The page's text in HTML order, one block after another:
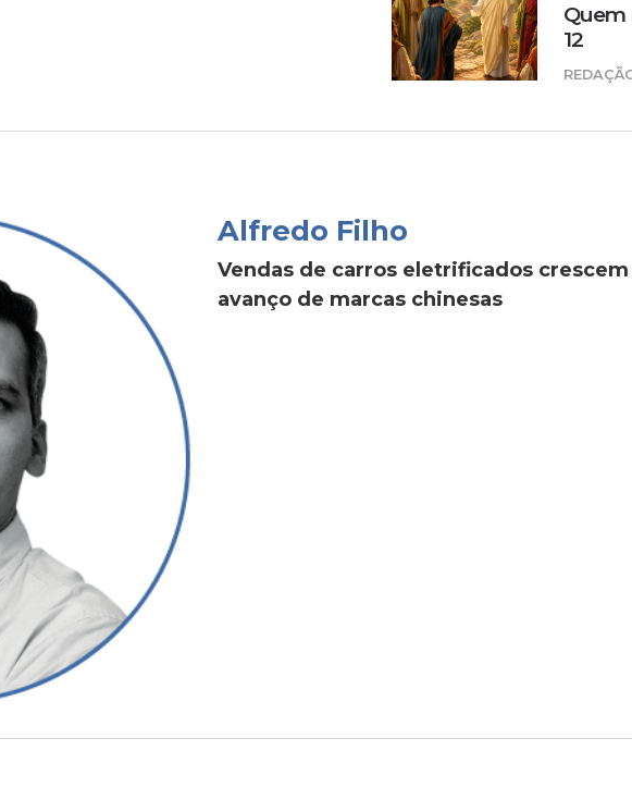
Quem
12
Alfredo Filho
Vendas de carros eletrificados
avanço de marcas chinesas